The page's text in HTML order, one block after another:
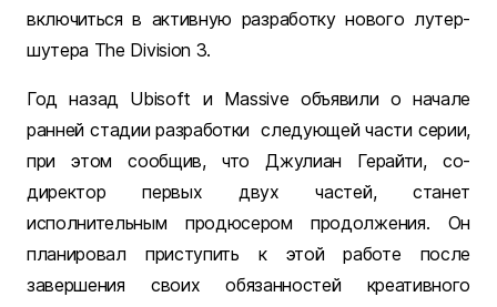
включиться в активную разработку нового лутер-
шутера The Division 3.
Год назад Ubisoft и Massive объявили о начале
ранней стадии разработки следующей части серии,
при этом сообщив, что Джулиан Герайти, со-
директор первых двух частей, станет
исполнительным продюсером продолжения. Он
планировал приступить к этой работе после
завершения своих обязанностей креативного